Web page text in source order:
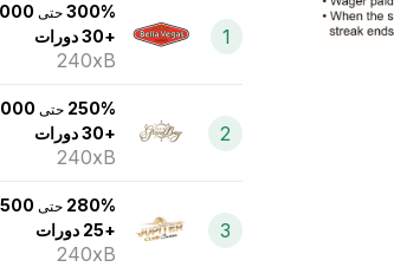
1
300% حتى
+30 دورات
240xB
2
250% حتى
+30 دورات
240xB
3
280% حتى
+25 دورات
240xB